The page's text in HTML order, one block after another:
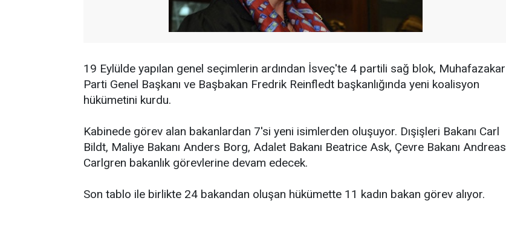
19 Eylülde yapılan genel seçimlerin ardından İsveç'te 4 partili sağ blok, Muhafazakar
Parti Genel Başkanı ve Başbakan Fredrik Reinfledt başkanlığında yeni koalisyon
hükümetini kurdu.
Kabinede görev alan bakanlardan 7'si yeni isimlerden oluşuyor. Dışişleri Bakanı Carl
Bildt, Maliye Bakanı Anders Borg, Adalet Bakanı Beatrice Ask, Çevre Bakanı Andreas
Carlgren bakanlık görevlerine devam edecek.
Son tablo ile birlikte 24 bakandan oluşan hükümette 11 kadın bakan görev alıyor.